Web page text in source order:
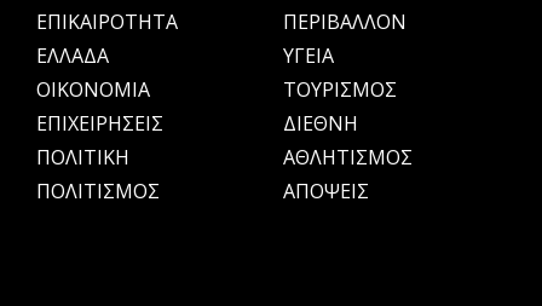
ΕΠΙΚΑΙΡΟΤΗΤΑ
ΕΛΛΑΔΑ
OIKONOMIA
ΕΠΙΧΕΙΡΗΣΕΙΣ
ΠΟΛΙΤΙΚΗ
ΠΟΛΙΤΙΣΜΟΣ
ΠΕΡΙΒΑΛΛΟΝ
ΥΓΕΙΑ
ΤΟΥΡΙΣΜΟΣ
ΔΙΕΘΝΗ
ΑΘΛΗΤΙΣΜΟΣ
ΑΠΟΨΕΙΣ